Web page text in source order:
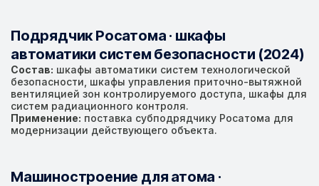
Подрядчик Росатома · шкафы
автоматики систем безопасности (2024)
Состав: шкафы автоматики систем технологической
безопасности, шкафы управления приточно-вытяжной
вентиляцией зон контролируемого доступа, шкафы для
систем радиационного контроля.
Применение: поставка субподрядчику Росатома для
модернизации действующего объекта.
Машиностроение для атома ·